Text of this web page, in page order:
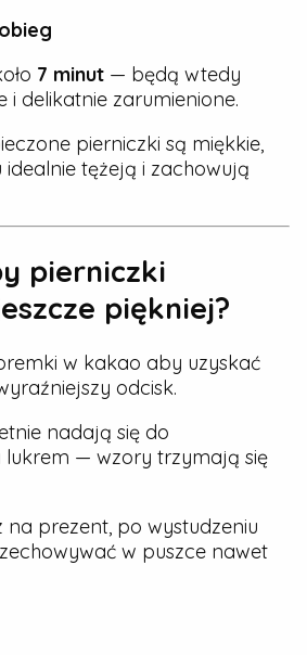
7 minut — będą wtedy
i delikatnie zarumienione.
pierniczki są miękkie,
tężeją i zachowują
pierniczki
piękniej?
w kakao aby uzyskać
odcisk.
nadają się do
lukrem — wzory trzymają się
na prezent, po wystudzeniu
w puszce nawet